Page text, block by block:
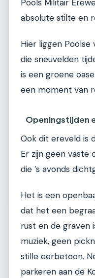
Pools Militair
absolute stilte en
Hier liggen
die sneuvelden
is een groene
een moment van
Openingstijden
Ook dit ereveld is
Er zijn geen vaste
die ’s avonds
Het is een
dat het een
rust en de graven
muziek, geen
stille eerbetoon.
parkeren aan de